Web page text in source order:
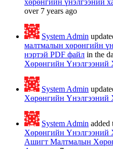
хөрөнгийн үнэлгээний
over 7 years ago
System Admin
малтмалын хөрөнгийн
нэртэй PDF файл in the
Хөрөнгийн Үнэлгээний
System Admin
Хөрөнгийн Үнэлгээний
System Admin added
Хөрөнгийн Үнэлгээний
Ашигт Малтмалын